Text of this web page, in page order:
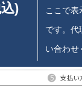
)
ここで表
です。代
い合わせ